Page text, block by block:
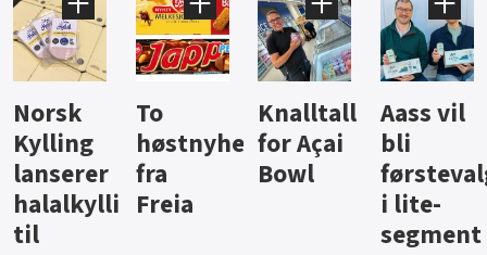
Knalltall
for Açai
Bowl
Aass vil
bli
førstevalg
i lite-
Brus og
jus fra
Berentsen
Hard
iste fra
Hansa